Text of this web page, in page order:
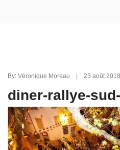
By: Véronique Moreau | 23 août
diner-rallye-